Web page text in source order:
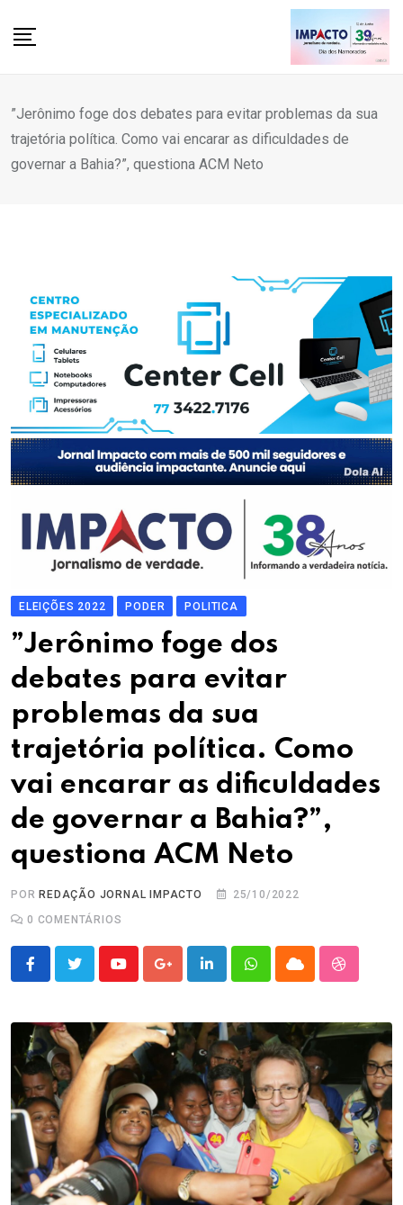
”Jerônimo foge dos debates para evitar problemas da sua
trajetória política. Como vai encarar as dificuldades de
governar a Bahia?”, questiona ACM Neto
ELEIÇÕES 2022 PODER POLITICA
”Jerônimo foge dos
debates para evitar
problemas da sua
trajetória política. Como
vai encarar as dificuldades
de governar a Bahia?”,
questiona ACM Neto
POR REDAÇÃO JORNAL IMPACTO
25/10/2022
0 COMENTÁRIOS
YoutubeGoogle+LinkedInWhatsappCloud